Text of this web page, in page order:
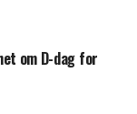
om D-dag for